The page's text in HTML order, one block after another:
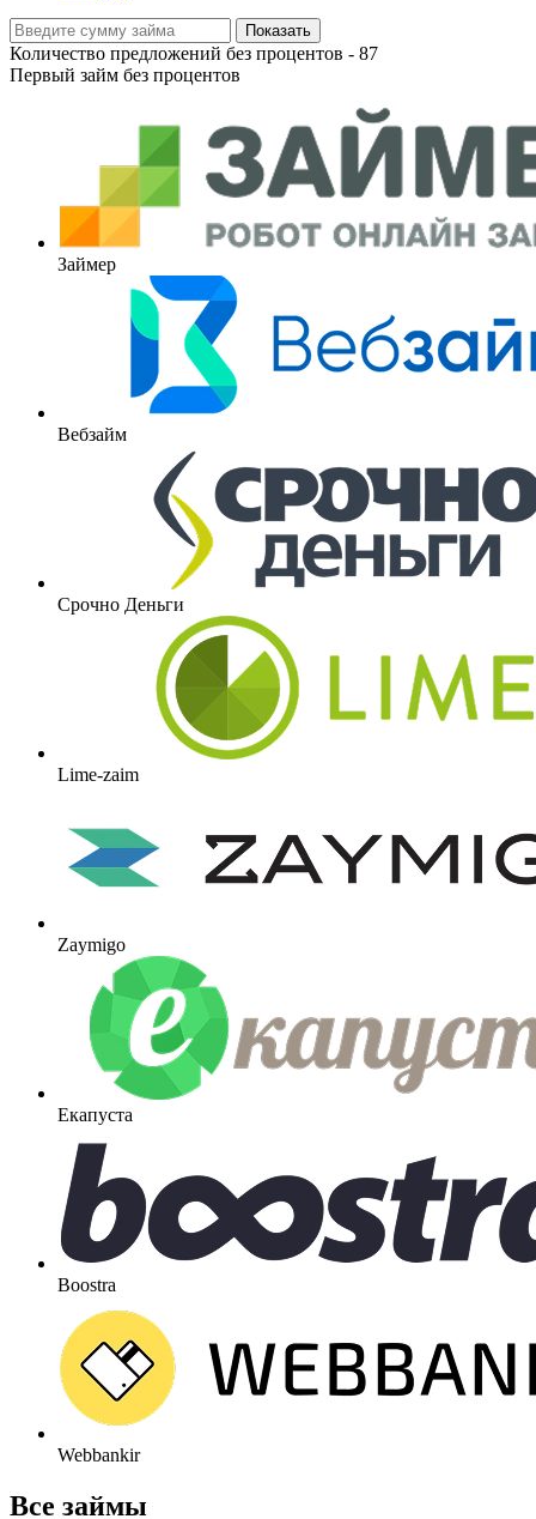
Показать
Количество предложений без процентов - 87
Первый займ без процентов
Займер
Вебзайм
Срочно Деньги
Lime-zaim
Zaymigo
Екапуста
Boostra
Webbankir
Все займы